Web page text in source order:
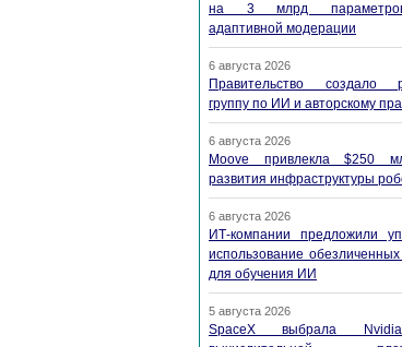
на 3 млрд
адаптивной модерации
6 августа 2026
Правительство создало
группу по ИИ и авторскому
6 августа 2026
Moove привлекла $250
развития инфраструктуры
6 августа 2026
ИТ-компании предложили
использование
для обучения ИИ
5 августа 2026
SpaceX выбрала